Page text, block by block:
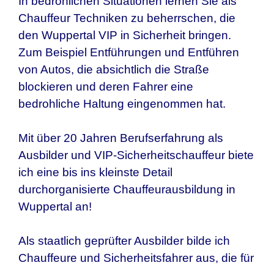
Chauffeur Techniken zu beherrschen, die
den Wuppertal VIP in Sicherheit bringen.
Zum Beispiel Entführungen und Entführen
von Autos, die absichtlich die Straße
blockieren und deren Fahrer eine
bedrohliche Haltung eingenommen hat.
Mit über 20 Jahren Berufserfahrung als
Ausbilder und VIP-Sicherheitschauffeur biete
ich eine bis ins kleinste Detail
durchorganisierte Chauffeurausbildung in
Wuppertal an!
Als staatlich geprüfter Ausbilder bilde ich
Chauffeure und Sicherheitsfahrer aus, die für